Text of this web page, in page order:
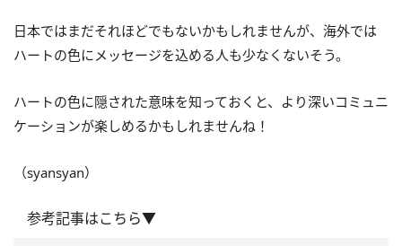
日本ではまだそれほどでもないかもしれませんが、海外では
ハートの色にメッセージを込める人も少なくないそう。
ハートの色に隠された意味を知っておくと、より深いコミュニ
ケーションが楽しめるかもしれませんね！
（syansyan）
参考記事はこちら▼